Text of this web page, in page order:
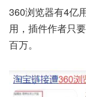
360浏览器有4亿
用，插件作者只
百万。